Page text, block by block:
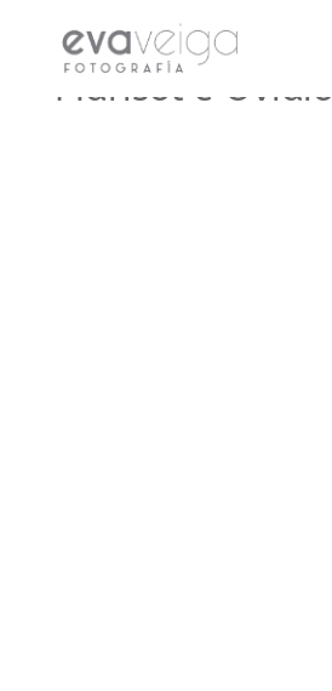
Marisol e Ovidio